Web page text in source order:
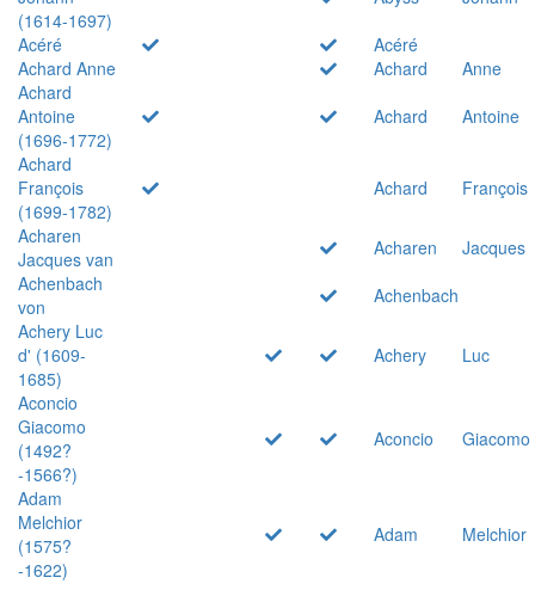
(1614-1697)
Acéré
Acéré
Achard Anne
Achard
Anne
Achard
Antoine
(1696-1772)
Achard
Antoine
Achard
François
(1699-1782)
Achard
François
Acharen
Jacques van
Acharen
Jacques
Achenbach
von
Achenbach
Achery Luc
d' (1609-
1685)
Achery
Luc
Aconcio
Giacomo
(1492?
-1566?)
Aconcio Giacomo
Adam
Melchior
(1575?
-1622)
Adam Melchior